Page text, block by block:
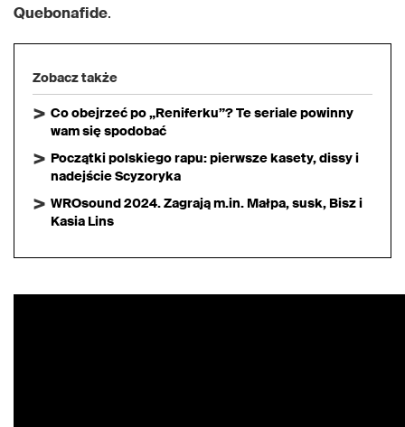
Quebonafide.
Zobacz także
Co obejrzeć po „Reniferku”? Te seriale powinny
wam się spodobać
Początki polskiego rapu: pierwsze kasety, dissy i
nadejście Scyzoryka
WROsound 2024. Zagrają m.in. Małpa, susk, Bisz i
Kasia Lins